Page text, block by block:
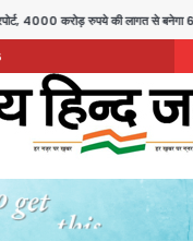
रुपये की लागत से बनेगा 6-लेन एक्सप्रेसवे